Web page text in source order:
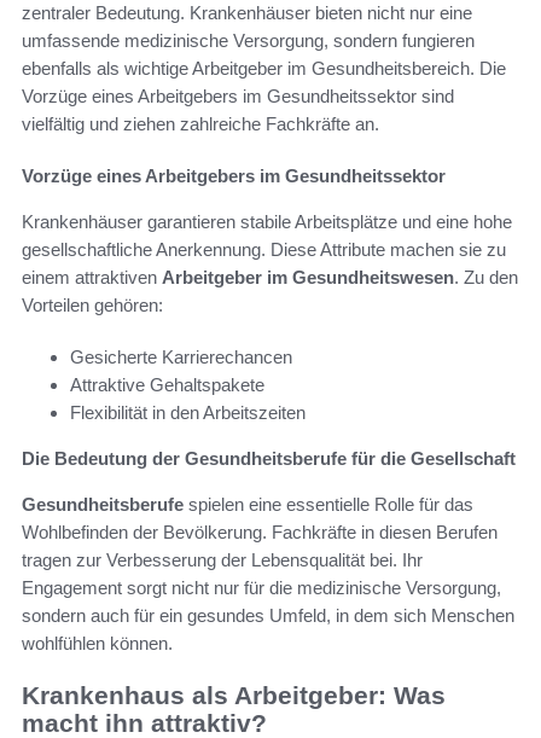
zentraler Bedeutung. Krankenhäuser bieten nicht nur eine
umfassende medizinische Versorgung, sondern fungieren
ebenfalls als wichtige Arbeitgeber im Gesundheitsbereich. Die
Vorzüge eines Arbeitgebers im Gesundheitssektor sind
vielfältig und ziehen zahlreiche Fachkräfte an.
Vorzüge eines Arbeitgebers im Gesundheitssektor
Krankenhäuser garantieren stabile Arbeitsplätze und eine hohe
gesellschaftliche Anerkennung. Diese Attribute machen sie zu
einem attraktiven Arbeitgeber im Gesundheitswesen. Zu den
Vorteilen gehören:
Gesicherte Karrierechancen
Attraktive Gehaltspakete
Flexibilität in den Arbeitszeiten
Die Bedeutung der Gesundheitsberufe für die Gesellschaft
Gesundheitsberufe spielen eine essentielle Rolle für das
Wohlbefinden der Bevölkerung. Fachkräfte in diesen Berufen
tragen zur Verbesserung der Lebensqualität bei. Ihr
Engagement sorgt nicht nur für die medizinische Versorgung,
sondern auch für ein gesundes Umfeld, in dem sich Menschen
wohlfühlen können.
Krankenhaus als Arbeitgeber: Was
macht ihn attraktiv?